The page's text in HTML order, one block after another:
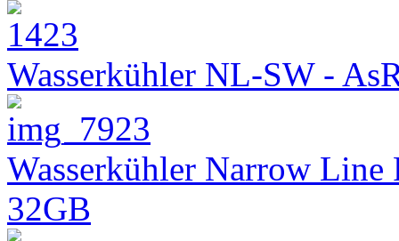
Wasserkühler NL-SW -
Wasserkühler Narrow
32GB